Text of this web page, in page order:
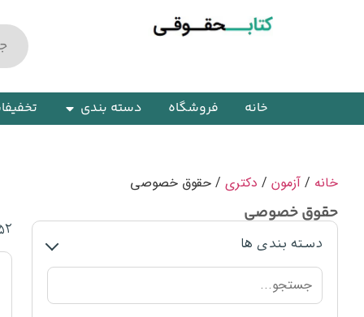
خانه فروشگاه دسته بندی
خانه / آزمون / دکتری / حقوق خصوصی
حقوق خصوصی
دسته بندی ها